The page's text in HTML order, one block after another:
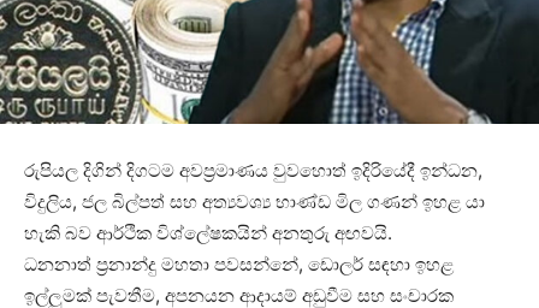
රුපියල දිගින් දිගටම අවප්‍රමාණය වුවහොත් ඉදිරියේදී ඉන්ධන,
විදුලිය, ජල බිල්පත් සහ අත්‍යවශ්‍ය භාණ්ඩ මිල ගණන් ඉහළ යා
හැකි බව ආර්ථික විශ්ලේෂකයින් අනතුරු අඟවයි.
ධනනාත් ප්‍රනාන්දු මහතා පවසන්නේ, ඩොලර් සඳහා ඉහළ
ඉල්ලුමක් පැවතීම, අපනයන ආදායම් අඩුවීම සහ සංචාරක